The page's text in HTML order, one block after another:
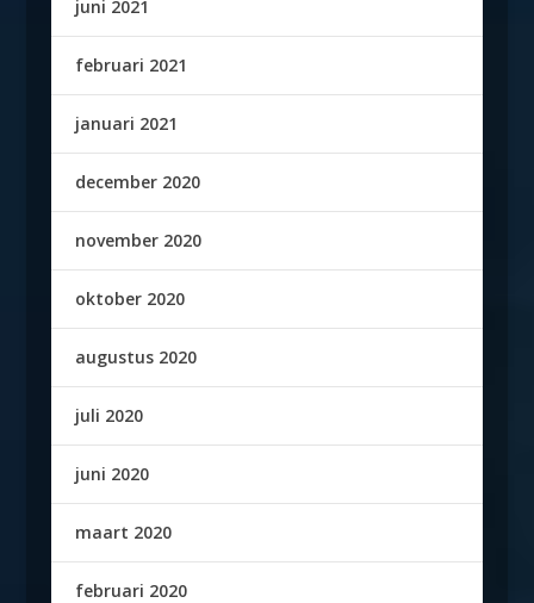
juni 2021
februari 2021
januari 2021
december 2020
november 2020
oktober 2020
augustus 2020
juli 2020
juni 2020
maart 2020
februari 2020